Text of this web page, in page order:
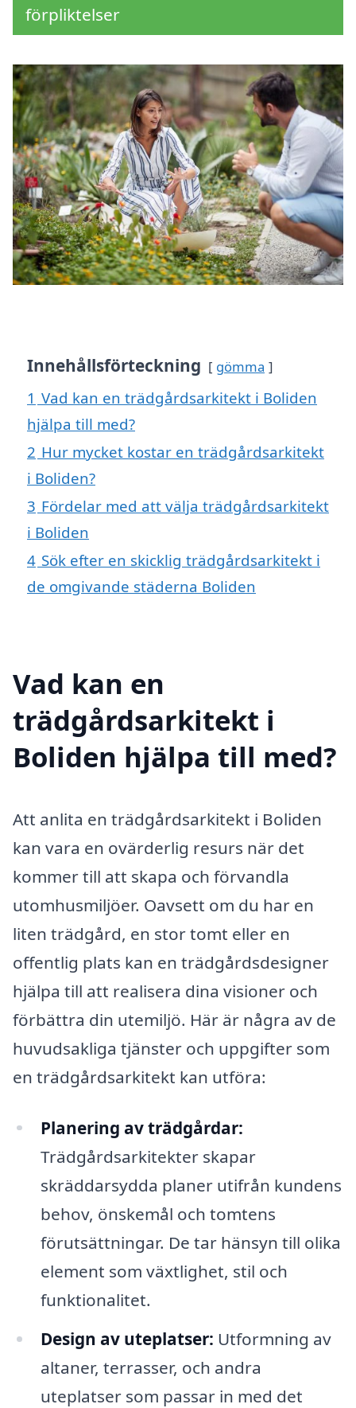
förpliktelser
Innehållsförteckning gömma
1 Vad kan en trädgårdsarkitekt i Boliden
hjälpa till med?
2 Hur mycket kostar en trädgårdsarkitekt
i Boliden?
3 Fördelar med att välja trädgårdsarkitekt
i Boliden
4 Sök efter en skicklig trädgårdsarkitekt i
de omgivande städerna Boliden
Vad kan en
trädgårdsarkitekt i
Boliden hjälpa till med?
Att anlita en trädgårdsarkitekt i Boliden
kan vara en ovärderlig resurs när det
kommer till att skapa och förvandla
utomhusmiljöer. Oavsett om du har en
liten trädgård, en stor tomt eller en
offentlig plats kan en trädgårdsdesigner
hjälpa till att realisera dina visioner och
förbättra din utemiljö. Här är några av de
huvudsakliga tjänster och uppgifter som
en trädgårdsarkitekt kan utföra:
Planering av trädgårdar:
Trädgårdsarkitekter skapar
skräddarsydda planer utifrån kundens
behov, önskemål och tomtens
förutsättningar. De tar hänsyn till olika
element som växtlighet, stil och
funktionalitet.
Design av uteplatser: Utformning av
altaner, terrasser, och andra
uteplatser som passar in med det